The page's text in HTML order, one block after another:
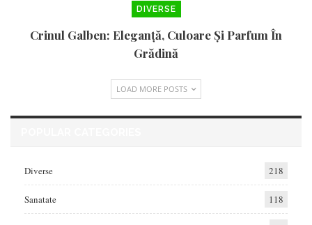
DIVERSE
Crinul Galben: Eleganță, Culoare Și Parfum În
Grădină
LOAD MORE POSTS
Diverse 218
Sanatate 118